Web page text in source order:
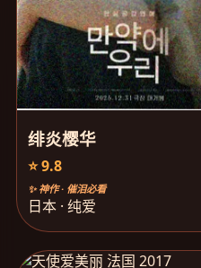
绯炎樱华
⭐ 9.8
✨ 神作 · 催泪必看
日本 · 纯爱